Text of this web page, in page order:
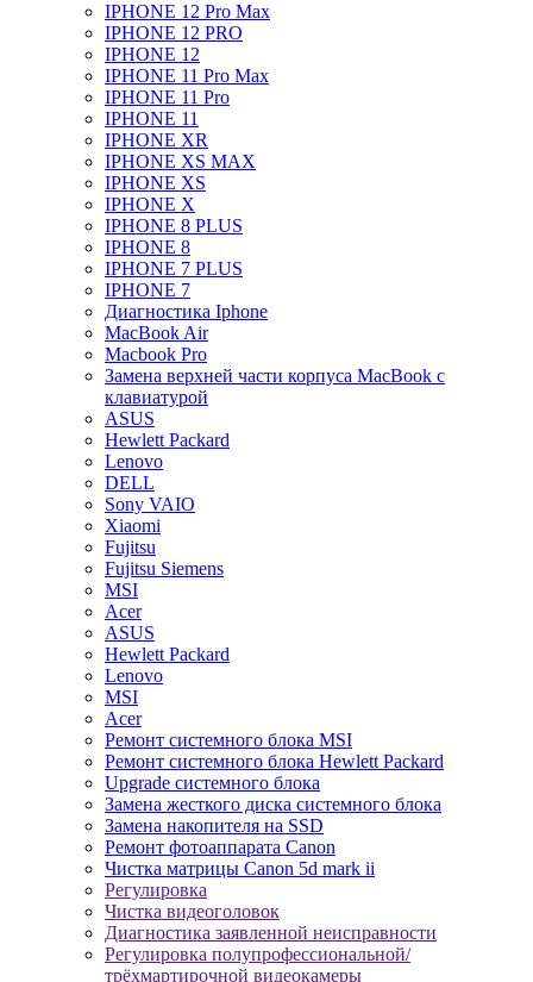
IPHONE 12 Pro Max
IPHONE 12 PRO
IPHONE 12
IPHONE 11 Pro Max
IPHONE 11 Pro
IPHONE 11
IPHONE XR
IPHONE XS MAX
IPHONE XS
IPHONE X
IPHONE 8 PLUS
IPHONE 8
IPHONE 7 PLUS
IPHONE 7
Диагностика Iphone
MacBook Air
Macbook Pro
Замена верхней части корпуса MacBook с
клавиатурой
ASUS
Hewlett Packard
Lenovo
DELL
Sony VAIO
Xiaomi
Fujitsu
Fujitsu Siemens
MSI
Acer
ASUS
Hewlett Packard
Lenovo
MSI
Acer
Ремонт системного блока MSI
Ремонт системного блока Hewlett Packard
Upgrade системного блока
Замена жесткого диска системного блока
Замена накопителя на SSD
Ремонт фотоаппарата Canon
Чистка матрицы Canon 5d mark ii
Регулировка
Чистка видеоголовок
Диагностика заявленной неисправности
Регулировка полупрофессиональной/
трёхмартирочной видеокамеры